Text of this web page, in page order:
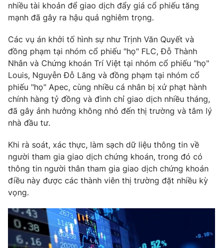
VTV9 VTV8
Liên hệ tòa soạn English
THỜI BÁO VTV
Theo dõi báo trên
Cơ quan chủ quản:
Đài Truyền hình Việt Nam
Cơ quan báo chí: Thời báo VTV
Giấy phép hoạt động báo in và báo điện tử số 483/GP-BTTTT
cấp ngày 29/12/2023
Phó Tổng Biên tập:Nguyễn Thị Mỹ Hạnh, Phạm Quốc Thắng,
Nguyễn Trọng Ninh
Tổng đài VTV:024.38 355 931 - 024.38 355 932
nhiều tài khoản để giao dịch đẩy giá cổ phiếu tăng
mạnh đã gây ra hậu quả nghiêm trọng.
Các vụ án khởi tố hình sự như Trịnh Văn Quyết và
đồng phạm tại nhóm cổ phiếu "họ" FLC, Đỗ Thành
Nhân và Chứng khoán Trí Việt tại nhóm cổ phiếu "họ"
Louis, Nguyễn Đỗ Lăng và đồng phạm tại nhóm cổ
phiếu "họ" Apec, cùng nhiều cá nhân bị xử phạt hành
chính hàng tỷ đồng và đình chỉ giao dịch nhiều tháng,
đã gây ảnh hưởng không nhỏ đến thị trường và tâm lý
nhà đầu tư.
Khi rà soát, xác thực, làm sạch dữ liệu thông tin về
người tham gia giao dịch chứng khoán, trong đó có
thông tin người thân tham gia giao dịch chứng khoán
điều này được các thành viên thị trường đặt nhiều kỳ
vọng.